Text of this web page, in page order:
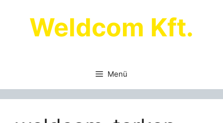
tartalombaWeldcom Kft.
Menü